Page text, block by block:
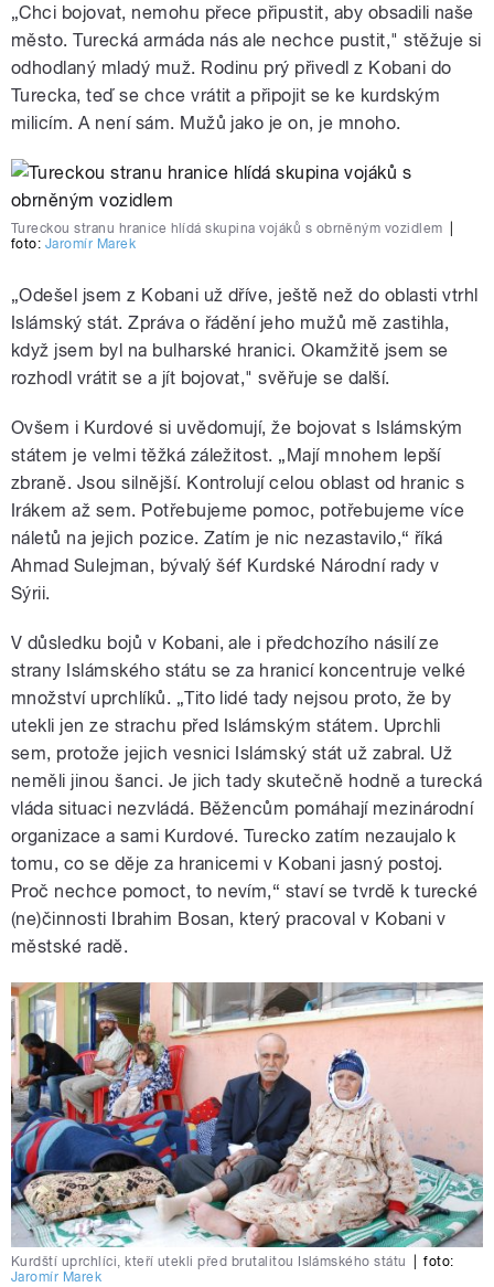
„Chci bojovat, nemohu přece připustit, aby obsadili naše
město. Turecká armáda nás ale nechce pustit," stěžuje si
odhodlaný mladý muž. Rodinu prý přivedl z Kobani do
Turecka, teď se chce vrátit a připojit se ke kurdským
milicím. A není sám. Mužů jako je on, je mnoho.
Tureckou stranu hranice hlídá skupina vojáků s obrněným vozidlem
foto: Jaromír Marek
„Odešel jsem z Kobani už dříve, ještě než do oblasti vtrhl
Islámský stát. Zpráva o řádění jeho mužů mě zastihla,
když jsem byl na bulharské hranici. Okamžitě jsem se
rozhodl vrátit se a jít bojovat," svěřuje se další.
Ovšem i Kurdové si uvědomují, že bojovat s Islámským
státem je velmi těžká záležitost. „Mají mnohem lepší
zbraně. Jsou silnější. Kontrolují celou oblast od hranic s
Irákem až sem. Potřebujeme pomoc, potřebujeme více
náletů na jejich pozice. Zatím je nic nezastavilo,“ říká
Ahmad Sulejman, bývalý šéf Kurdské Národní rady v
Sýrii.
V důsledku bojů v Kobani, ale i předchozího násilí ze
strany Islámského státu se za hranicí koncentruje velké
množství uprchlíků. „Tito lidé tady nejsou proto, že by
utekli jen ze strachu před Islámským státem. Uprchli
sem, protože jejich vesnici Islámský stát už zabral. Už
neměli jinou šanci. Je jich tady skutečně hodně a turecká
vláda situaci nezvládá. Běžencům pomáhají mezinárodní
organizace a sami Kurdové. Turecko zatím nezaujalo k
tomu, co se děje za hranicemi v Kobani jasný postoj.
Proč nechce pomoct, to nevím,“ staví se tvrdě k turecké
(ne)činnosti Ibrahim Bosan, který pracoval v Kobani v
městské radě.
Kurdští uprchlíci, kteří utekli před brutalitou Islámského státu
foto:
Jaromír Marek